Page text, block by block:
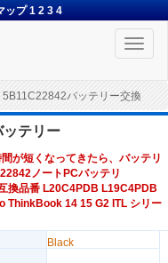
ップ 1 2 3 4
Toggle
バッテリー交換
テリー
が短くなってきたら、バッテリ
ノートPCバッテリ
換品番 L20C4PDB L19C4PDB
ThinkBook 14 15 G2 ITL シリー
Black